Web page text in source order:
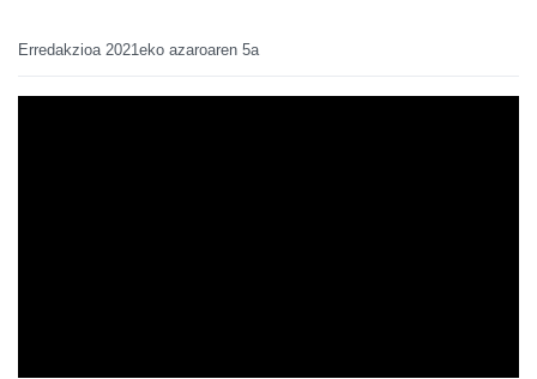
Erredakzioa 2021eko azaroaren 5a